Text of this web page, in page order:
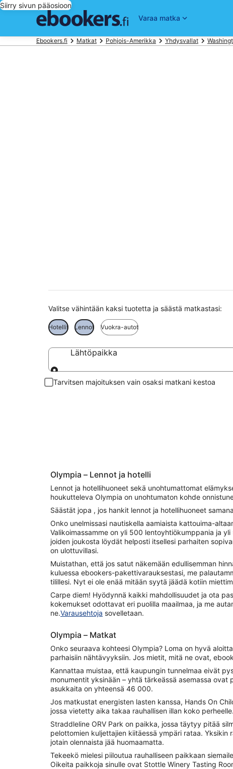
Siirry sivun pääosioon
Varaa matka
Ebookers.fi Matkat Pohjois-Amerikka Yhdysvallat
Valitse vähintään kaksi tuotetta ja säästä matkastasi:
Hotellit Lennot Vuokra-autot
Lähtöpaikka
Lähtöpaikka
Tarvitsen majoituksen vain osaksi matkani kestoa
Olympia – Lennot ja hotelli
Lennot ja hotellihuoneet sekä unohtumattomat
houkutteleva Olympia on unohtumaton kohde
Säästät jopa , jos hankit lennot ja hotellihuoneet
Onko unelmissasi nautiskella aamiaista kattouima-
Valikoimassamme on yli 500 lentoyhtiökumppania ja
joiden joukosta löydät helposti itsellesi parhaiten
on ulottuvillasi.
Muistathan, että jos satut näkemään edullisemman
kuluessa ebookers-pakettivarauksestasi, me
tilillesi. Nyt ei ole enää mitään syytä jäädä kotiin
Carpe diem! Hyödynnä kaikki mahdollisuudet ja ota
kokemukset odottavat eri puolilla maailmaa, ja me
ne.Varausehtoja sovelletaan.
Olympia – Matkat
Onko seuraava kohteesi Olympia? Loma on hyvä
parhaisiin nähtävyyksiin. Jos mietit, mitä ne ovat,
Kannattaa muistaa, että kaupungin tunnelmaa eivät
monumentit yksinään – yhtä tärkeässä asemassa ovat
asukkaita on yhteensä 46 000.
Jos matkustat energisten lasten kanssa, Hands On
jossa vietetty aika takaa rauhallisen illan koko perheelle.
Straddleline ORV Park on paikka, jossa täytyy pitää
pelottomien kuljettajien kiitäessä ympäri rataa. Yksikin
jotain olennaista jää huomaamatta.
Tekeekö mielesi piiloutua rauhalliseen paikkaan
Oikeita paikkoja sinulle ovat Stottle Winery Tasting